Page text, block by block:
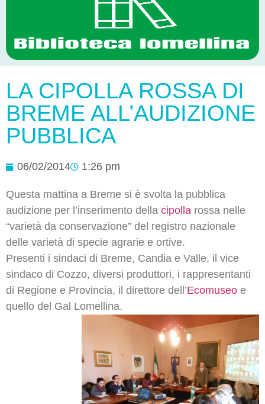
LA CIPOLLA ROSSA DI
BREME ALL’AUDIZIONE
PUBBLICA
06/02/2014 1:26 pm
Questa mattina a Breme si è svolta la pubblica
audizione per l’inserimento della ‪cipolla‬ rossa nelle
“varietà da conservazione” del registro nazionale
delle varietà di specie agrarie e ortive.
Presenti i sindaci di Breme, Candia e Valle, il vice
sindaco di Cozzo, diversi produttori, i rappresentanti
di Regione e Provincia, il direttore dell’‪Ecomuseo‬ e
quello del Gal Lomellina.